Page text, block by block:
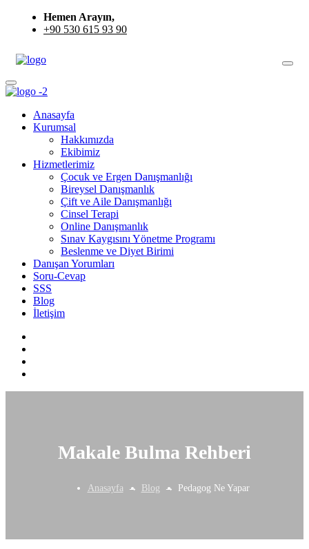
Hemen Arayın,
+90 530 615 93 90
Anasayfa
Kurumsal
Hakkımızda
Ekibimiz
Hizmetlerimiz
Çocuk ve Ergen Danışmanlığı
Bireysel Danışmanlık
Çift ve Aile Danışmanlığı
Cinsel Terapi
Online Danışmanlık
Sınav Kaygısını Yönetme Programı
Beslenme ve Diyet Birimi
Danışan Yorumları
Soru-Cevap
SSS
Blog
İletişim
Makale Bulma Rehberi
Anasayfa Blog Pedagog Ne Yapar